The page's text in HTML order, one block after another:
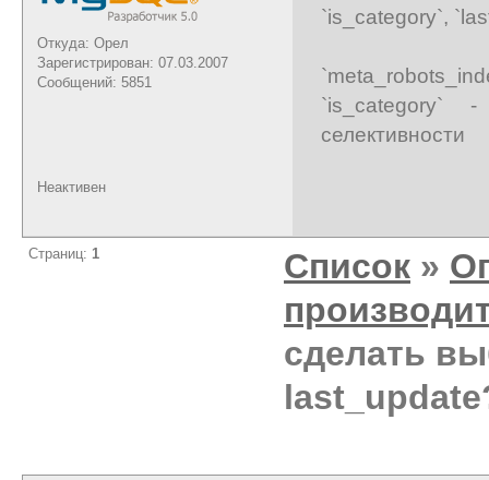
Откуда: Орел
Зарегистрирован: 07.03.2007
Сообщений: 5851
`is_category`,
`is_category`
селективности
Неактивен
Страниц: 1 Список »
сделать